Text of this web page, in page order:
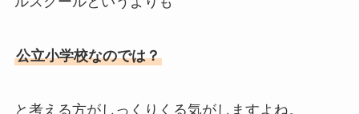
公立小学校なのでは？
と考える方がしっくりくる気がしますよね。